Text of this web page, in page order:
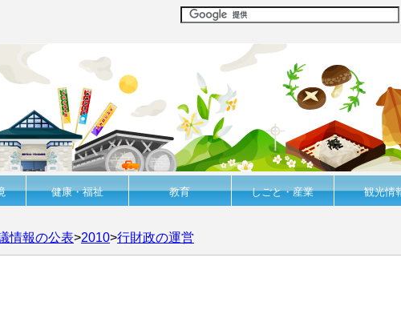
健康・福祉 教育 しごと・産業 観光情
情報の公表>2010>行財政の運営